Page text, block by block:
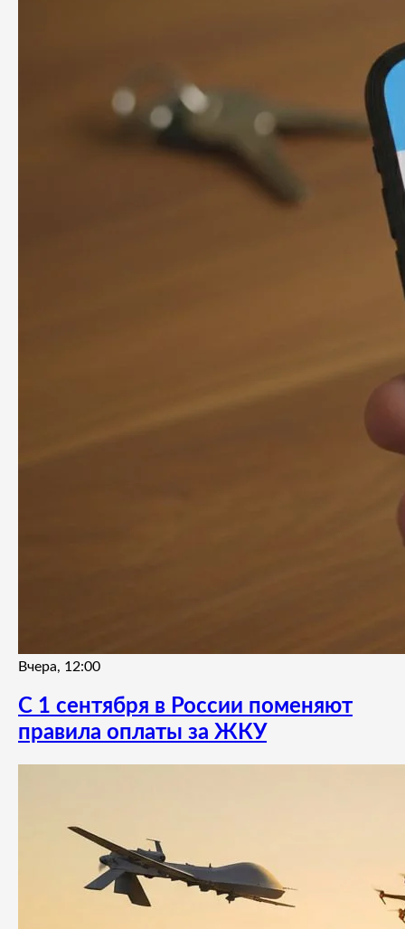
Вчера, 12:00
С 1 сентября в России поменяют
правила оплаты за ЖКУ